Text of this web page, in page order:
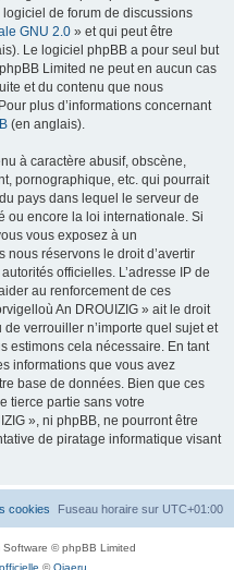
de forum de discussions
GNU 2.0 » et qui peut être
Le logiciel phpBB a pour seul but
Limited ne peut en aucun cas
et du contenu que nous
plus d’informations concernant
(en anglais).
à caractère abusif, obscène,
pornographique, etc. qui pourrait
pays dans lequel le serveur de
ou encore la loi internationale. Si
vous exposez à un
nous réservons le droit d’avertir
officielles. L’adresse IP de
au renforcement de ces
An DROUIZIG » ait le droit
verrouiller n’importe quel sujet et
estimons cela nécessaire. En tant
informations que vous avez
base de données. Bien que ces
tierce partie sans votre
», ni phpBB, ne pourront être
de piratage informatique visant
Fuseau horaire sur UTC+01:00
cookies
Software © phpBB Limited
©Qiaeru